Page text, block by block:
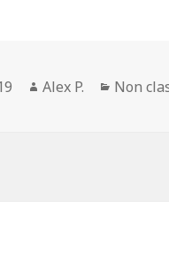
Auteur
Alex P. Non